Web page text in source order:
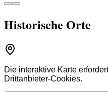
Historische Orte
Die interaktive Karte
Drittanbieter-Cookies.